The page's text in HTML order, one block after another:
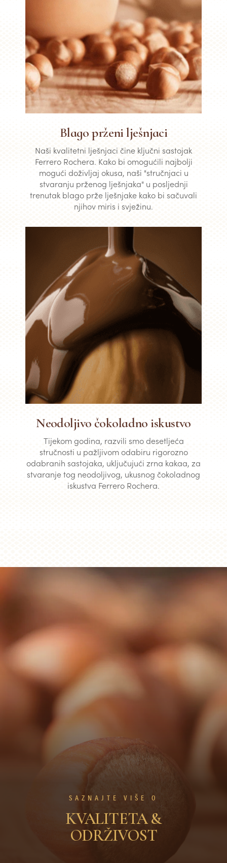
Blago prženi lješnjaci
Naši kvalitetni lješnjaci čine ključni sastojak
Ferrero Rochera. Kako bi omogućili najbolji
mogući doživljaj okusa, naši "stručnjaci u
stvaranju prženog lješnjaka" u posljednji
trenutak blago prže lješnjake kako bi sačuvali
njihov miris i svježinu.
Neodoljivo čokoladno iskustvo
Tijekom godina, razvili smo desetljeća
stručnosti u pažljivom odabiru rigorozno
odabranih sastojaka, uključujući zrna kakaa, za
stvaranje tog neodoljivog, ukusnog čokoladnog
iskustva Ferrero Rochera.
SAZNAJTE VIŠE O
KVALITETA &
ODRŽIVOST